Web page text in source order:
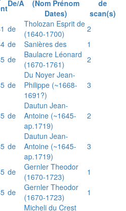
De/A
(Nom Prénom
Dates)
de
scan(s)
de
Tholozan Esprit de
(1640-1700)
2
de Sanières des
1
de
Baulacre Léonard
(1670-1761)
2
de
Du Noyer Jean-
Philippe (~1668-
1691?)
3
de
Dautun Jean-
Antoine (~1645-
ap.1719)
2
de
Dautun Jean-
Antoine (~1645-
ap.1719)
3
de
Gernler Theodor
(1670-1723)
1
de
Gernler Theodor
(1670-1723)
1
Micheli du Crest